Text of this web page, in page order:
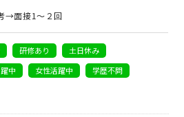
→面接1～２回
研修あり
土日休み
中 女性活躍中
学歴不問